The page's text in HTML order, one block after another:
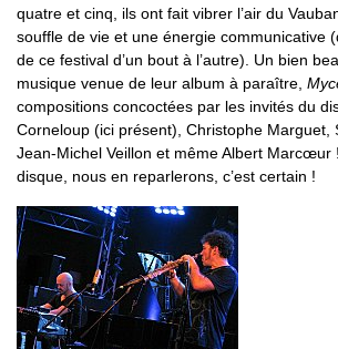
quatre et cinq, ils ont fait vibrer l’air du
souffle de vie et une énergie communicative
de ce festival d’un bout à l’autre). Un bien
musique venue de leur album à paraître,
compositions concoctées par les invités du
Corneloup (ici présent), Christophe Marguet,
Jean-Michel Veillon et même Albert Marcœur
disque, nous en reparlerons, c’est certain !